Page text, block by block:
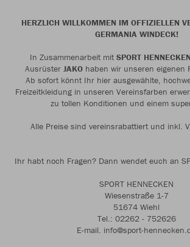
HERZLICH WILLKOMMEN IM OFFIZIELLEN
GERMANIA WINDECK!
In Zusammenarbeit mit SPORT HENNECKEN
Ausrüster JAKO haben wir unseren eigenen
Ab sofort könnt Ihr hier ausgewählte,
Freizeitkleidung in unseren Vereinsfarben
zu tollen Konditionen und einem
Alle Preise sind vereinsrabattiert und inkl.
Ihr habt noch Fragen? Dann wendet euch an
SPORT HENNECKEN
Wiesenstraße 1-7
51674 Wiehl
Tel.: 02262 - 752626
E-mail. info@sport-